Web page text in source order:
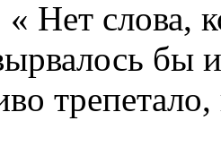
Нет слова,
бы
трепетало,